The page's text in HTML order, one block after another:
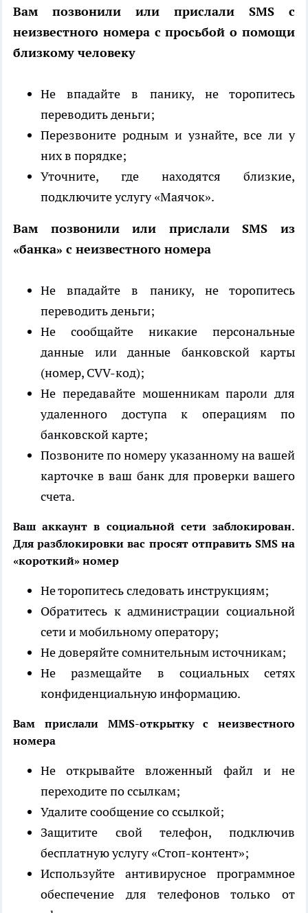
Вам позвонили или прислали SMS с
неизвестного номера с просьбой о помощи
близкому человеку
Не впадайте в панику, не торопитесь
переводить деньги;
Перезвоните родным и узнайте, все ли у
них в порядке;
Уточните, где находятся близкие,
подключите услугу «Маячок».
Вам позвонили или прислали SMS из
«банка» с неизвестного номера
Не впадайте в панику, не торопитесь
переводить деньги;
Не сообщайте никакие персональные
данные или данные банковской карты
(номер, CVV-код);
Не передавайте мошенникам пароли для
удаленного доступа к операциям по
банковской карте;
Позвоните по номеру указанному на вашей
карточке в ваш банк для проверки вашего
счета.
Ваш аккаунт в социальной сети заблокирован.
Для разблокировки вас просят отправить SMS на
«короткий» номер
Не торопитесь следовать инструкциям;
Обратитесь к администрации социальной
сети и мобильному оператору;
Не доверяйте сомнительным источникам;
Не размещайте в социальных сетях
конфиденциальную информацию.
Вам прислали MMS-открытку с неизвестного
номера
Не открывайте вложенный файл и не
переходите по ссылкам;
Удалите сообщение со ссылкой;
Защитите свой телефон, подключив
бесплатную услугу «Стоп-контент»;
Используйте антивирусное программное
обеспечение для телефонов только от